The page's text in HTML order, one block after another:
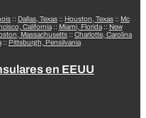
:: Dallas, Texas :: Houston, Texas :: Mc
California:: Miami, Florida:: New
Massachusetts :: Charlotte, Carolina
:: Pittsburgh, Pensilvania
en EEUU